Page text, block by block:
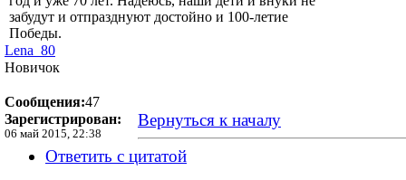
забудут и отпразднуют достойно и 100-летие
Победы.
Lena_80
Новичок
Сообщения:47
Зарегистрирован:
06 май 2015, 22:38
Вернуться к началу
Ответить с цитатой